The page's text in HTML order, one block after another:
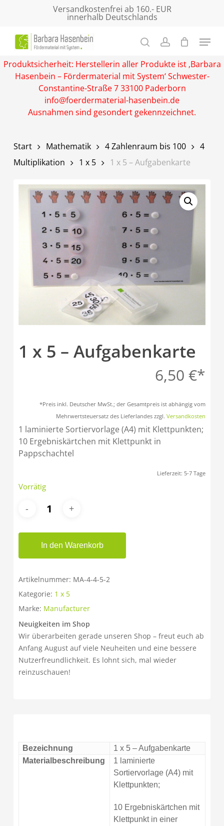
content
Versandkostenfrei ab 160.- EUR
innerhalb Deutschlands
Produktsicherheit: Herstellerin aller Produkte ist ‚Barbara
Hasenbein – Fördermaterial mit System‘ Schwester-
Constantine-Straße 7 33100 Paderborn
info@foerdermaterial-hasenbein.de
Ausnahmen sind gesondert gekennzeichnet.
Start Mathematik 4 Zahlenraum bis 100
4
Multiplikation
1 x 5 1 x 5 – Aufgabenkarte
1 x 5 – Aufgabenkarte
6,50€
*Preis inkl. Deutscher MwSt.; der Gesamtpreis ist abhängig vom
Mehrwertsteuersatz des Lieferlandes zzgl.Versandkosten
1 laminierte Sortiervorlage (A4) mit Klettpunkten;
10 Ergebniskärtchen mit Klettpunkt in
Pappschachtel
Lieferzeit: 5-7 Tage
Vorrätig
In den Warenkorb
Artikelnummer: MA-4-4-5-2
Kategorie: 1 x 5
Marke: Manufacturer
Neuigkeiten im Shop
Wir überarbeiten gerade unseren Shop – freut euch ab
Anfang August auf viele Neuheiten und eine bessere
Nutzerfreundlichkeit. Es lohnt sich, mal wieder
reinzuschauen!
Bezeichnung
1 x 5 – Aufgabenkarte
Materialbeschreibung
1 laminierte
Sortiervorlage (A4) mit
Klettpunkten;
10 Ergebniskärtchen mit
Klettpunkt in einer
Menu